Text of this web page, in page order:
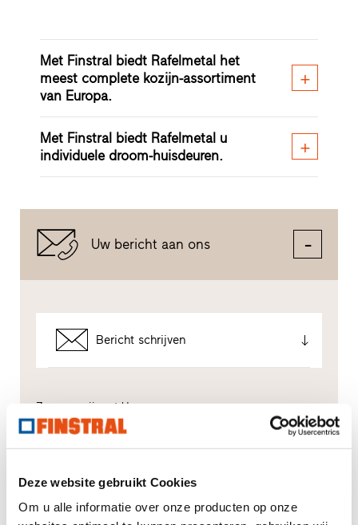
Deze website gebruikt Cookies
Om u alle informatie over onze producten op onze
Met Finstral biedt Rafelmetal het
meest complete kozijn-assortiment
van Europa.
Met Finstral biedt Rafelmetal u
individuele droom-huisdeuren.
Uw bericht aan ons
Bericht schrijven
Zo gaan wij met Uw gegevens om.
Wij gebruiken Uw gegevens, om Uw aanvraag zo goed
mogelijk te verwerken - maar niet voor ongewenste
reclame. Hiervoor geven wij U rechtstreeks door aan
details van de gegevensverwerking worden beschreven
privacybeleid